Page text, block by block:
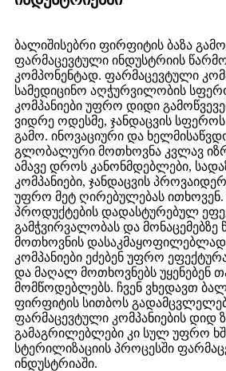
ბალიშისებრი ფირფიტის ბაზა
ფარმაცევტული ინდუსტრიის
კომპონენტად. ფარმაცევტული
სამედიცინო აღჭურვილობის
კომპანიები უფრო დიდი
ვიდრე ოდესმე, ჯანდაცვის
გამო. ინოვაციური და
გლობალური მოთხოვნა კვლავ
ამავე დროს კანონმდებლები,
კომპანიები, ჯანდაცვის
უფრო მეტ ღირებულებას ითხოვენ.
პროდუქტების დადასტურებულ
გამჭვირვალობას და მონაცემებზე
მოთხოვნის
კომპანიები ეძებენ უფრო
და მაღალ მოთხოვნებს უყენებენ
მომწოდებლებს. ჩვენ ვხედავთ
ფირფიტის სითბოს
ფარმაცევტული კომპანიების დიდ
გამაგრილებლები კი სულ უფრო
სტერილიზაციის პროცესში
ინდუსტრიაში.